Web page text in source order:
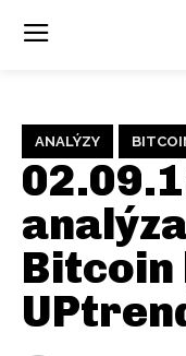
ANALÝZY
Bitcoin